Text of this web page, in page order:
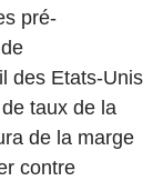
pré-
des Etats-Unis
taux de la
de la marge
contre